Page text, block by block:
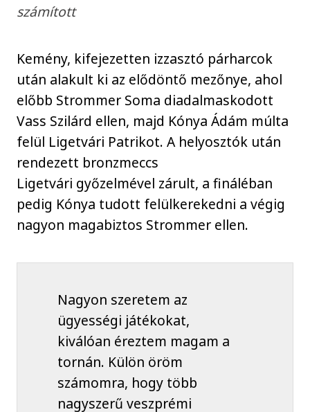
számított
Kemény, kifejezetten izzasztó párharcok
után alakult ki az elődöntő mezőnye, ahol
előbb Strommer Soma diadalmaskodott
Vass Szilárd ellen, majd Kónya Ádám múlta
felül Ligetvári Patrikot. A helyosztók után
rendezett bronzmeccs
Ligetvári győzelmével zárult, a fináléban
pedig Kónya tudott felülkerekedni a végig
nagyon magabiztos Strommer ellen.
Nagyon szeretem az
ügyességi játékokat,
kiválóan éreztem magam a
tornán. Külön öröm
számomra, hogy több
nagyszerű veszprémi